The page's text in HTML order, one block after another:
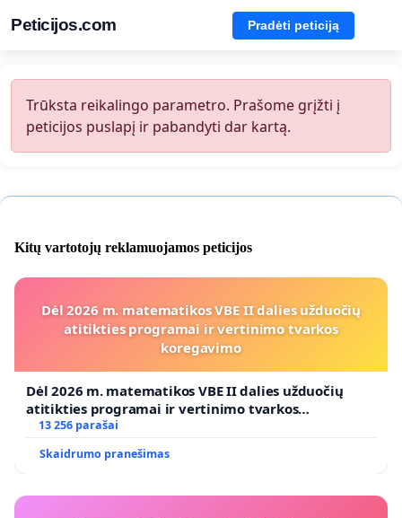
Peticijos.com Pradėti peticiją
Trūksta reikalingo parametro. Prašome grįžti į
peticijos puslapį ir pabandyti dar kartą.
Kitų vartotojų reklamuojamos peticijos
Dėl 2026 m. matematikos VBE II dalies užduočių
atitikties programai ir vertinimo tvarkos
koregavimo
Dėl 2026 m. matematikos VBE II dalies užduočių
atitikties programai ir vertinimo tvarkos
koregavimo
13 256 parašai
Skaidrumo pranešimas